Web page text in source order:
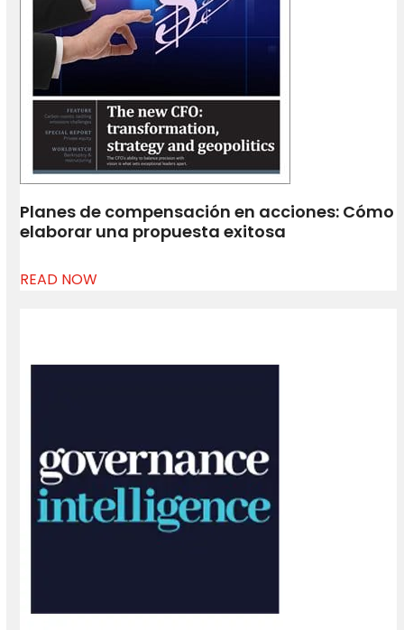
Planes de compensación en acciones: Cómo
elaborar una propuesta exitosa
READ NOW